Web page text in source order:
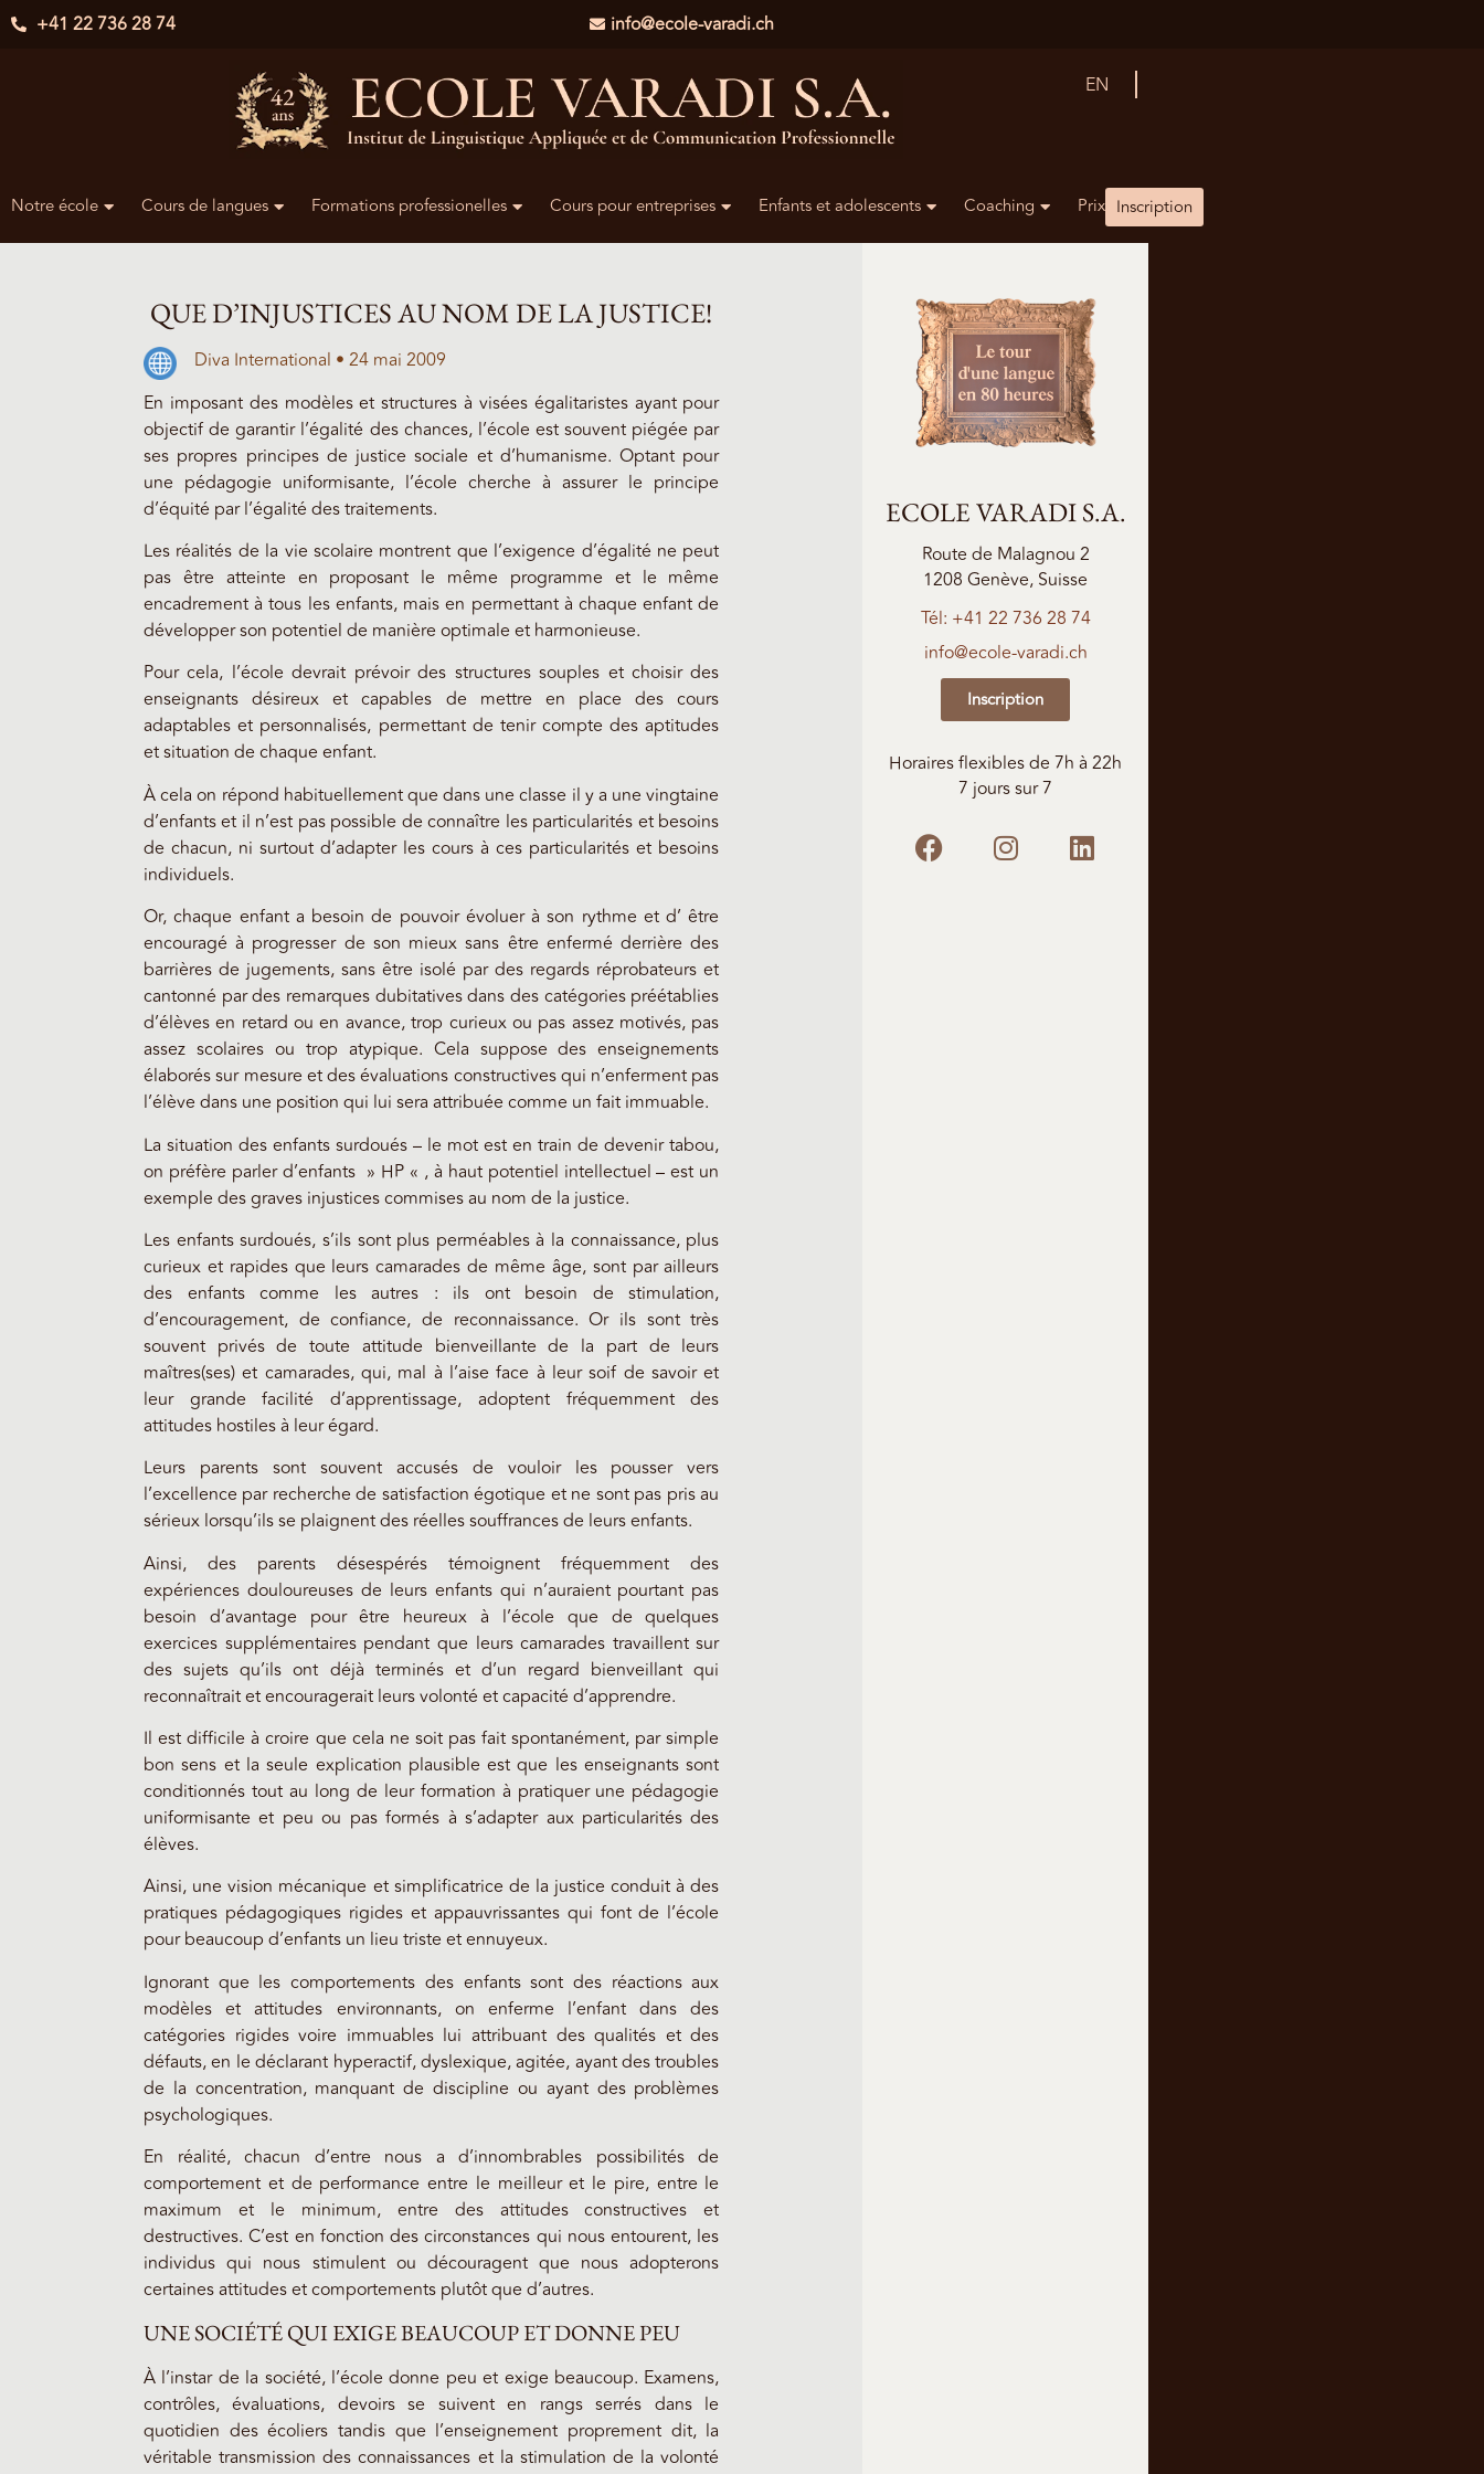
+41 22 736 28 74 info@ecole-varadi.ch
EN
Notre école Cours de langues Formations professionelles Cours pour entreprises Enfants et adolescents Coaching Prix Inscription
QUE D’INJUSTICES AU NOM DE LA JUSTICE!
Diva International • 24 mai 2009
En imposant des modèles et structures à visées égalitaristes ayant pour
objectif de garantir l’égalité des chances, l’école est souvent piégée par
ses propres principes de justice sociale et d’humanisme. Optant pour
une pédagogie uniformisante, l’école cherche à assurer le principe
d’équité par l’égalité des traitements.
Les réalités de la vie scolaire montrent que l’exigence d’égalité ne peut
pas être atteinte en proposant le même programme et le même
encadrement à tous les enfants, mais en permettant à chaque enfant de
développer son potentiel de manière optimale et harmonieuse.
Pour cela, l’école devrait prévoir des structures souples et choisir des
enseignants désireux et capables de mettre en place des cours
adaptables et personnalisés, permettant de tenir compte des aptitudes
et situation de chaque enfant.
À cela on répond habituellement que dans une classe il y a une vingtaine
d’enfants et il n’est pas possible de connaître les particularités et besoins
de chacun, ni surtout d’adapter les cours à ces particularités et besoins
individuels.
Or, chaque enfant a besoin de pouvoir évoluer à son rythme et d’ être
encouragé à progresser de son mieux sans être enfermé derrière des
barrières de jugements, sans être isolé par des regards réprobateurs et
cantonné par des remarques dubitatives dans des catégories préétablies
d’élèves en retard ou en avance, trop curieux ou pas assez motivés, pas
assez scolaires ou trop atypique. Cela suppose des enseignements
élaborés sur mesure et des évaluations constructives qui n’enferment pas
l’élève dans une position qui lui sera attribuée comme un fait immuable.
La situation des enfants surdoués – le mot est en train de devenir tabou,
on préfère parler d’enfants » HP « , à haut potentiel intellectuel – est un
exemple des graves injustices commises au nom de la justice.
Les enfants surdoués, s’ils sont plus perméables à la connaissance, plus
curieux et rapides que leurs camarades de même âge, sont par ailleurs
des enfants comme les autres : ils ont besoin de stimulation,
d’encouragement, de confiance, de reconnaissance. Or ils sont très
souvent privés de toute attitude bienveillante de la part de leurs
maîtres(ses) et camarades, qui, mal à l’aise face à leur soif de savoir et
leur grande facilité d’apprentissage, adoptent fréquemment des
attitudes hostiles à leur égard.
Leurs parents sont souvent accusés de vouloir les pousser vers
l’excellence par recherche de satisfaction égotique et ne sont pas pris au
sérieux lorsqu’ils se plaignent des réelles souffrances de leurs enfants.
Ainsi, des parents désespérés témoignent fréquemment des
expériences douloureuses de leurs enfants qui n’auraient pourtant pas
besoin d’avantage pour être heureux à l’école que de quelques
exercices supplémentaires pendant que leurs camarades travaillent sur
des sujets qu’ils ont déjà terminés et d’un regard bienveillant qui
reconnaîtrait et encouragerait leurs volonté et capacité d’apprendre.
Il est difficile à croire que cela ne soit pas fait spontanément, par simple
bon sens et la seule explication plausible est que les enseignants sont
conditionnés tout au long de leur formation à pratiquer une pédagogie
uniformisante et peu ou pas formés à s’adapter aux particularités des
élèves.
Ainsi, une vision mécanique et simplificatrice de la justice conduit à des
pratiques pédagogiques rigides et appauvrissantes qui font de l’école
pour beaucoup d’enfants un lieu triste et ennuyeux.
Ignorant que les comportements des enfants sont des réactions aux
modèles et attitudes environnants, on enferme l’enfant dans des
catégories rigides voire immuables lui attribuant des qualités et des
défauts, en le déclarant hyperactif, dyslexique, agitée, ayant des troubles
de la concentration, manquant de discipline ou ayant des problèmes
psychologiques.
En réalité, chacun d’entre nous a d’innombrables possibilités de
comportement et de performance entre le meilleur et le pire, entre le
maximum et le minimum, entre des attitudes constructives et
destructives. C’est en fonction des circonstances qui nous entourent, les
individus qui nous stimulent ou découragent que nous adopterons
certaines attitudes et comportements plutôt que d’autres.
UNE SOCIÉTÉ QUI EXIGE BEAUCOUP ET DONNE PEU
À l’instar de la société, l’école donne peu et exige beaucoup. Examens,
contrôles, évaluations, devoirs se suivent en rangs serrés dans le
quotidien des écoliers tandis que l’enseignement proprement dit, la
véritable transmission des connaissances et la stimulation de la volonté
ECOLE VARADI S.A.
Route de Malagnou 2
1208 Genève, Suisse
Tél: +41 22 736 28 74
info@ecole-varadi.ch
Inscription
Horaires flexibles de 7h à 22h
7 jours sur 7